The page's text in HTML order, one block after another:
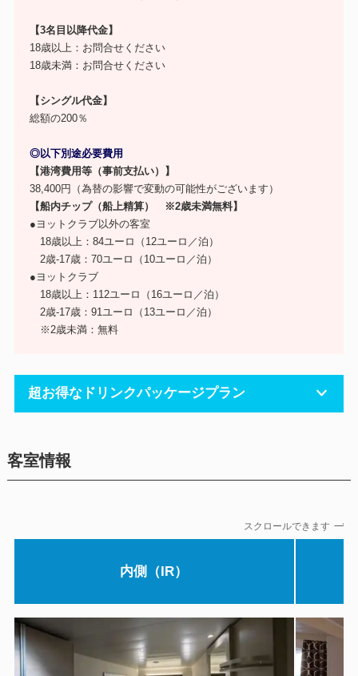
【3名目以降代金】
18歳以上：お問合せください
18歳未満：お問合せください
【シングル代金】
総額の200％
◎以下別途必要費用
【港湾費用等（事前支払い）】
38,400円（為替の影響で変動の可能性がございます）
【船内チップ（船上精算） ※2歳未満無料】
●ヨットクラブ以外の客室
18歳以上：84ユーロ（12ユーロ／泊）
2歳‐17歳：70ユーロ（10ユーロ／泊）
●ヨットクラブ
18歳以上：112ユーロ（16ユーロ／泊）
2歳‐17歳：91ユーロ（13ユーロ／泊）
※2歳未満：無料
超お得なドリンクパッケージプラン
客室情報
スクロールできます
内側（IR）